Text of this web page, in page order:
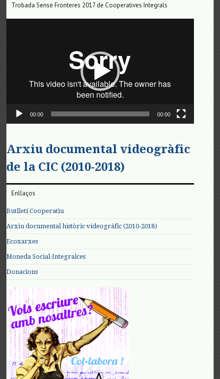
Trobada Sense Fronteres 2017 de Cooperatives Integrals
00:00 00:00
Arxiu documental videogràfic
de la CIC (2010-2018)
Enllaços
Butlletí Cooperatiu
Arxiu documental històric videogràfic (2010-2018)
Ecoxarxes
Moneda Social-Integralces
Donacions